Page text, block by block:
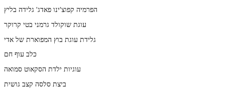
הפרמיה קפוצ'ינו פאדג' גלידה בליץ
עוגת שוקולד גרמני בטי קרוקר
גלידת עוגת בוץ המפוארת של אדי
כלב עוף חם
עוגיות ילדת הסקאוט סמואה
ביצת סלסה קצב גושית